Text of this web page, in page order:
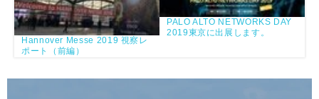
Hannover Messe 2019 視察レ
ポート（前編）
PALO ALTO NETWORKS DAY
2019東京に出展します。